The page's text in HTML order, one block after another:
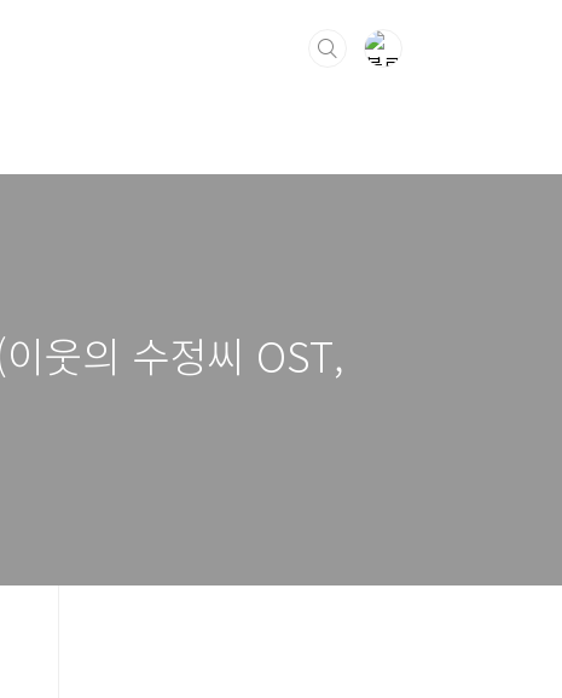
웃의 수정씨 OST,